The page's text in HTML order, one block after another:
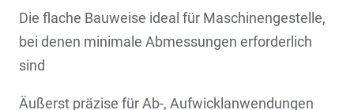
Die flache Bauweise ideal für Maschinengestelle,
bei denen minimale Abmessungen erforderlich
sind
Äußerst präzise für Ab-, Aufwicklanwendungen